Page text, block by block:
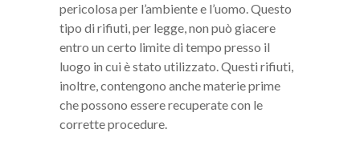
pericolosa per l’ambiente e l’uomo. Questo
tipo di rifiuti, per legge, non può giacere
entro un certo limite di tempo presso il
luogo in cui è stato utilizzato. Questi rifiuti,
inoltre, contengono anche materie prime
che possono essere recuperate con le
corrette procedure.